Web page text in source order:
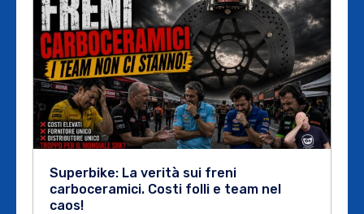
Superbike: La verità sui freni
carboceramici. Costi folli e team nel
caos!